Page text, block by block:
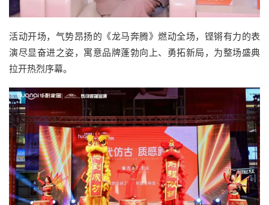
活动开场，气势昂扬的《龙马奔腾》燃动全场，铿锵有力的表
演尽显奋进之姿，寓意品牌蓬勃向上、勇拓新局，为整场盛典
拉开热烈序幕。